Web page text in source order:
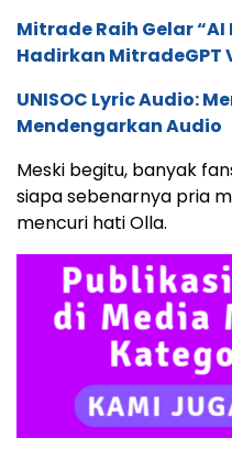
Mitrade Raih Gelar “AI
Hadirkan MitradeGPT
UNISOC Lyric Audio:
Mendengarkan Audio
Meski begitu, banyak
siapa sebenarnya pria
mencuri hati Olla.